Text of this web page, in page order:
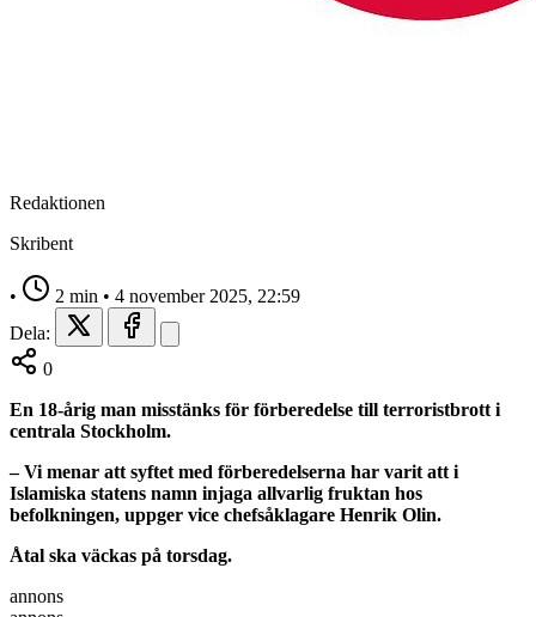
Redaktionen
Skribent
• 2 min • 4 november 2025, 22:59
Dela:
0
En 18-årig man misstänks för förberedelse till terroristbrott i
centrala Stockholm.
– Vi menar att syftet med förberedelserna har varit att i
Islamiska statens namn injaga allvarlig fruktan hos
befolkningen, uppger vice chefsåklagare Henrik Olin.
Åtal ska väckas på torsdag.
annons